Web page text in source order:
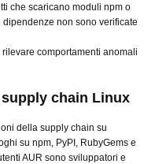
che scaricano moduli npm o
non sono verificate
comportamenti anomali
chain Linux
della supply chain su
su npm, PyPI, RubyGems e
AUR sono sviluppatori e